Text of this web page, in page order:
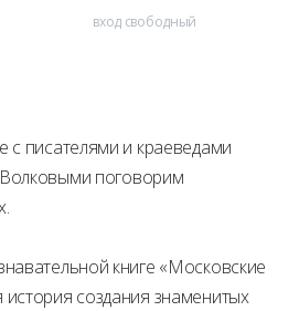
вход свободный
с писателями и краеведами
поговорим
книге «Московские
создания знаменитых